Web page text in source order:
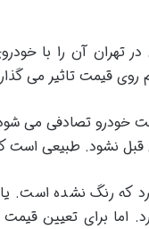
آن را با
قیمت تاثیر می
خودرو تصادفی می
نشود. طبیعی است
رنگ نشده است.
برای تعیین